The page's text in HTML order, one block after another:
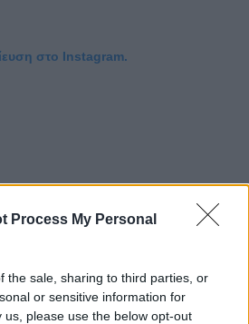
Process My Personal
the sale, sharing to third parties, or
or sensitive information for
please use the below opt-out
στο Instagram.